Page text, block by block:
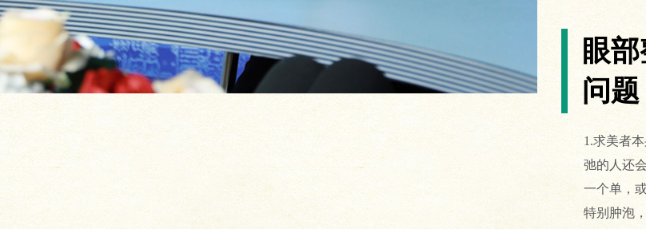
眼
问题
1.求美者
弛的人还
一个单，
特别肿泡